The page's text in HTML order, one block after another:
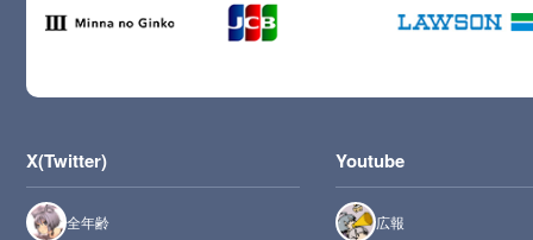
X(Twitter)
全年齢
Youtube
広報